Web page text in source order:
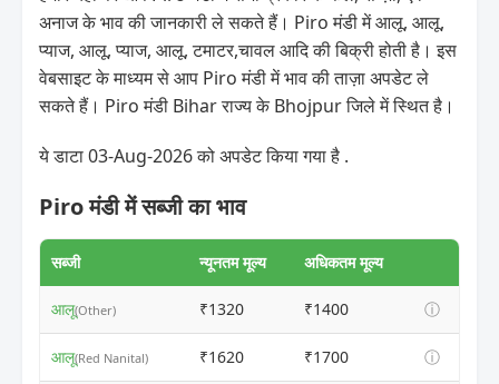
अनाज के भाव की जानकारी ले सकते हैं। Piro मंडी में आलू, आलू,
प्याज, आलू, प्याज, आलू, टमाटर,चावल आदि की बिक्री होती है। इस
वेबसाइट के माध्यम से आप Piro मंडी में भाव की ताज़ा अपडेट ले
सकते हैं। Piro मंडी Bihar राज्य के Bhojpur जिले में स्थित है।
ये डाटा 03-Aug-2026 को अपडेट किया गया है .
Piro मंडी में सब्जी का भाव
सब्जी न्यूनतम मूल्य अधिकतम मूल्य
आलू(Other) ₹1320 ₹1400 ⓘ
आलू(Red Nanital) ₹1620 ₹1700 ⓘ